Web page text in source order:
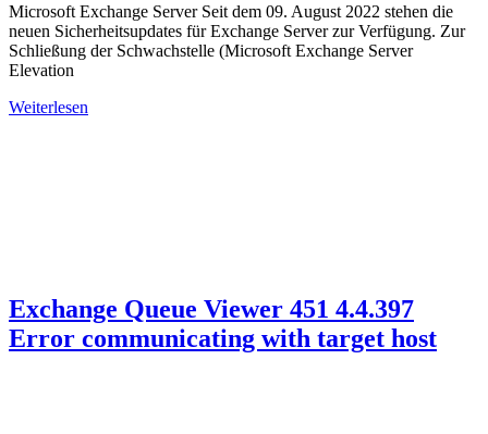
Microsoft Exchange Server Seit dem 09. August 2022 stehen die
neuen Sicherheitsupdates für Exchange Server zur Verfügung. Zur
Schließung der Schwachstelle (Microsoft Exchange Server
Elevation
Weiterlesen
Exchange Queue Viewer 451 4.4.397
Error communicating with target host